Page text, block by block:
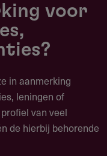
voor
in aanmerking
leningen of
van veel
de hierbij behorende